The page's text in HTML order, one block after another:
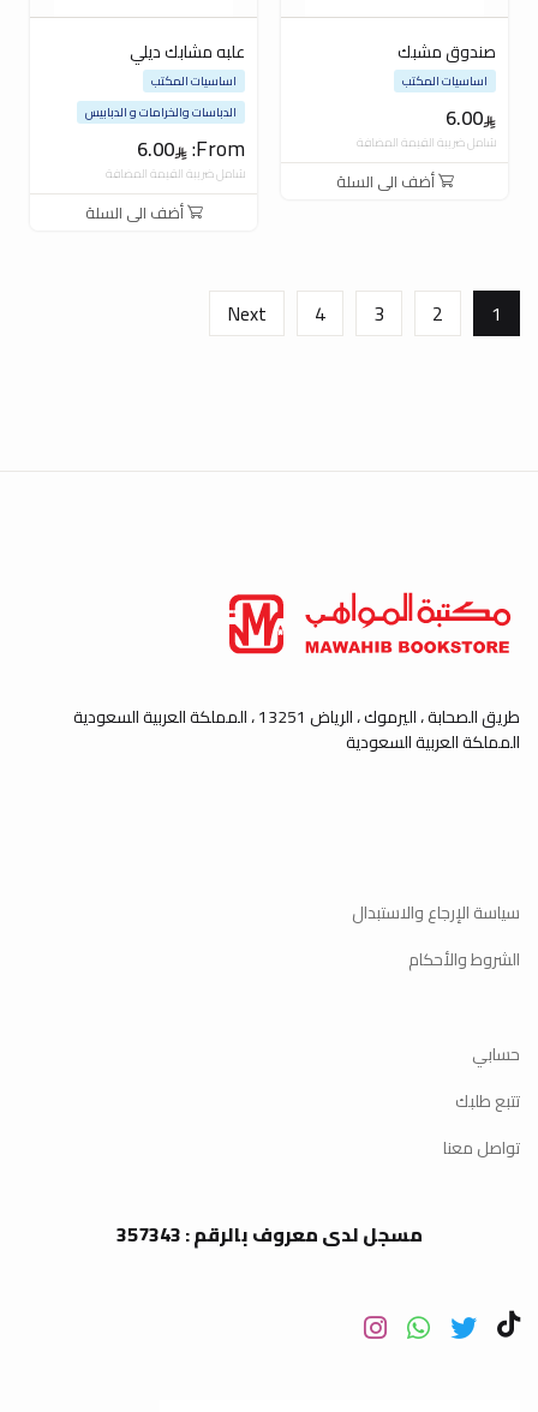
صندوق مشبك
6.00
اساسيات المكتب
شامل ضريبة القيمة المضافة
أضف الى السلة
علبه مشابك ديلي
From:
6.00
اساسيات المكتب
الدباسات والخرامات و الدبابيس
شامل ضريبة القيمة المضافة
أضف الى السلة
1
2
3
4
Next
طريق الصحابة ، اليرموك ، الرياض 13251 ، المملكة العربية السعودية
المملكة العربية السعودية
سياسة الإرجاع والاستبدال
الشروط والأحكام
حسابي
تتبع طلبك
تواصل معنا
مسجل لدى معروف بالرقم : 357343